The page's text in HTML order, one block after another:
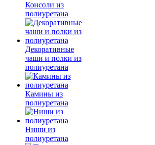
Консоли из
полиуретана
Декоративные
чаши и полки из
полиуретана
Камины из
полиуретана
Ниши из
полиуретана